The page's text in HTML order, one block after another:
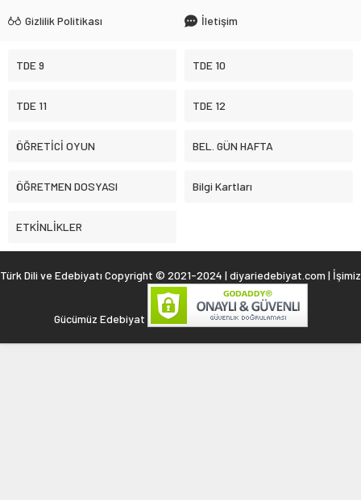
Gizlilik Politikası İletişim
TDE 9 TDE 10
TDE 11 TDE 12
ÖĞRETİCİ OYUN BEL. GÜN HAFTA
ÖĞRETMEN DOSYASI Bilgi Kartları
ETKİNLİKLER
Türk Dili ve Edebiyatı Copyright © 2021-2024 | diyariedebiyat.com | İşimiz
Gücümüz Edebiyat